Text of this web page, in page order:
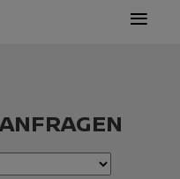
≡